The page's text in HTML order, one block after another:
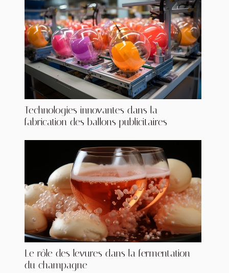
Technologies innovantes dans la
fabrication des ballons publicitaires
Le rôle des levures dans la fermentation
du champagne